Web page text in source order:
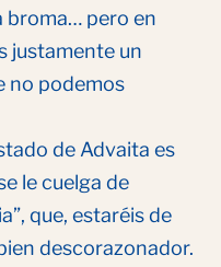
broma… pero en
justamente un
no podemos
de Advaita es
le cuelga de
que, estaréis de
descorazonador.